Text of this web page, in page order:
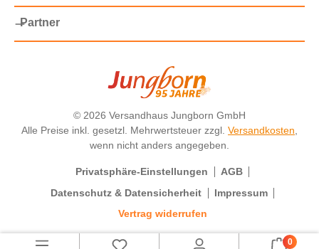
Partner
© 2026 Versandhaus Jungborn GmbH
Alle Preise inkl. gesetzl. Mehrwertsteuer zzgl. Versandkosten,
wenn nicht anders angegeben.
Privatsphäre-Einstellungen
AGB
Datenschutz & Datensicherheit
Impressum
Vertrag widerrufen
0